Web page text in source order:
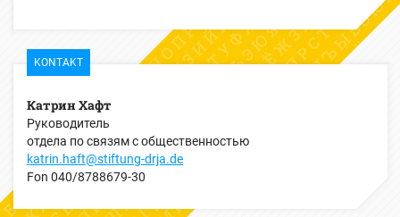
KONTAKT
Катрин Хафт
Руководитель
отдела по связям с общественностью
katrin.haft@stiftung-drja.de
Fon 040/8788679-30